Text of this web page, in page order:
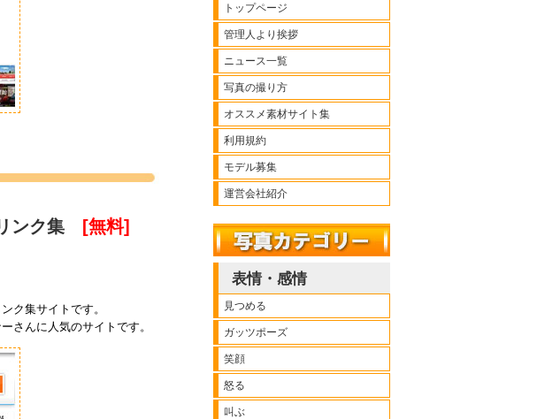
ンク集 [無料]
ク集サイトです。
さんに人気のサイトです。
トップページ
管理人より挨拶
ニュース一覧
写真の撮り方
オススメ素材サイト集
利用規約
モデル募集
運営会社紹介
表情・感情
見つめる
ガッツポーズ
笑顔
怒る
叫ぶ